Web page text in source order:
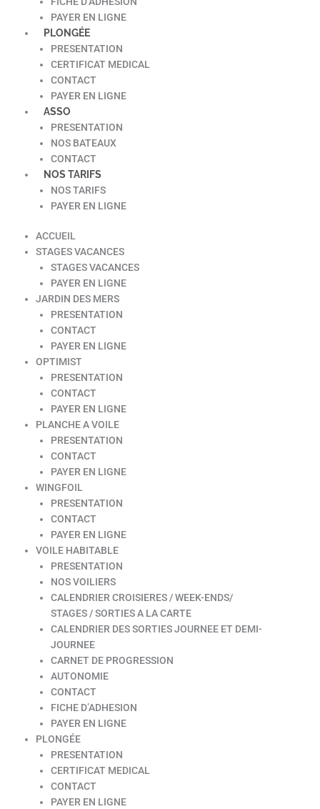
PAYER EN LIGNE
PLONGÉE
PRESENTATION
CERTIFICAT MEDICAL
CONTACT
PAYER EN LIGNE
ASSO
PRESENTATION
NOS BATEAUX
CONTACT
NOS TARIFS
NOS TARIFS
PAYER EN LIGNE
ACCUEIL
STAGES VACANCES
STAGES VACANCES
PAYER EN LIGNE
JARDIN DES MERS
PRESENTATION
CONTACT
PAYER EN LIGNE
OPTIMIST
PRESENTATION
CONTACT
PAYER EN LIGNE
PLANCHE A VOILE
PRESENTATION
CONTACT
PAYER EN LIGNE
WINGFOIL
PRESENTATION
CONTACT
PAYER EN LIGNE
VOILE HABITABLE
PRESENTATION
NOS VOILIERS
CALENDRIER CROISIERES / WEEK-ENDS/
STAGES / SORTIES A LA CARTE
CALENDRIER DES SORTIES JOURNEE ET DEMI-
JOURNEE
CARNET DE PROGRESSION
AUTONOMIE
CONTACT
FICHE D’ADHESION
PAYER EN LIGNE
PLONGÉE
PRESENTATION
CERTIFICAT MEDICAL
CONTACT
PAYER EN LIGNE